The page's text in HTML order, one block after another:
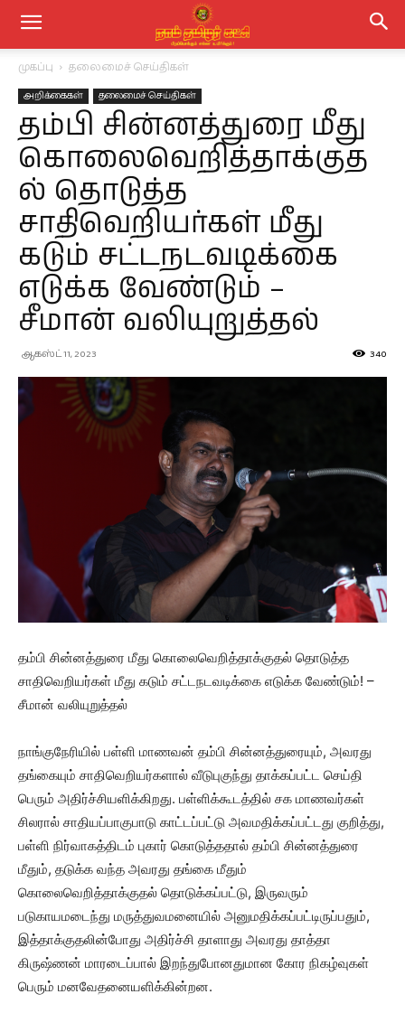
முகப்பு தலைமைச் செய்திகள்
அறிக்கைகள் தலைமைச் செய்திகள்
தம்பி சின்னத்துரை மீது
கொலைவெறித்தாக்குத
ல் தொடுத்த
சாதிவெறியர்கள் மீது
கடும் சட்டநடவடிக்கை
எடுக்க வேண்டும் –
சீமான் வலியுறுத்தல்
ஆகஸ்ட் 11, 2023 340
தம்பி சின்னத்துரை மீது கொலைவெறித்தாக்குதல் தொடுத்த
சாதிவெறியர்கள் மீது கடும் சட்டநடவடிக்கை எடுக்க வேண்டும்! –
சீமான் வலியுறுத்தல்
நாங்குநேரியில் பள்ளி மாணவன் தம்பி சின்னத்துரையும், அவரது
தங்கையும் சாதிவெறியர்களால் வீடுபுகுந்து தாக்கப்பட்ட செய்தி
பெரும் அதிர்ச்சியளிக்கிறது. பள்ளிக்கூடத்தில் சக மாணவர்கள்
சிலரால் சாதியப்பாகுபாடு காட்டப்பட்டு அவமதிக்கப்பட்டது குறித்து,
பள்ளி நிர்வாகத்திடம் புகார் கொடுத்ததால் தம்பி சின்னத்துரை
மீதும், தடுக்க வந்த அவரது தங்கை மீதும்
கொலைவெறித்தாக்குதல் தொடுக்கப்பட்டு, இருவரும்
படுகாயமடைந்து மருத்துவமனையில் அனுமதிக்கப்பட்டிருப்பதும்,
இத்தாக்குதலின்போது அதிர்ச்சி தாளாது அவரது தாத்தா
கிருஷ்ணன் மாரடைப்பால் இறந்துபோனதுமான கோர நிகழ்வுகள்
பெரும் மனவேதனையளிக்கின்றன.